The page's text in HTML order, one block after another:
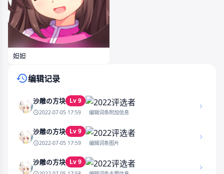
妲妲
编辑记录
沙雕の方块 Lv 9
2022-07-05 17:59 编辑词条附加信息
沙雕の方块 Lv 9
2022-07-05 17:59 编辑词条图片
沙雕の方块 Lv 9